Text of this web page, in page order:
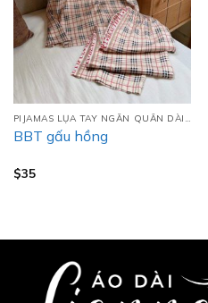
PIJAMAS LỤA TAY NGẮN QUẦN DÀI (TNQD)
BBT gấu hồng
$35